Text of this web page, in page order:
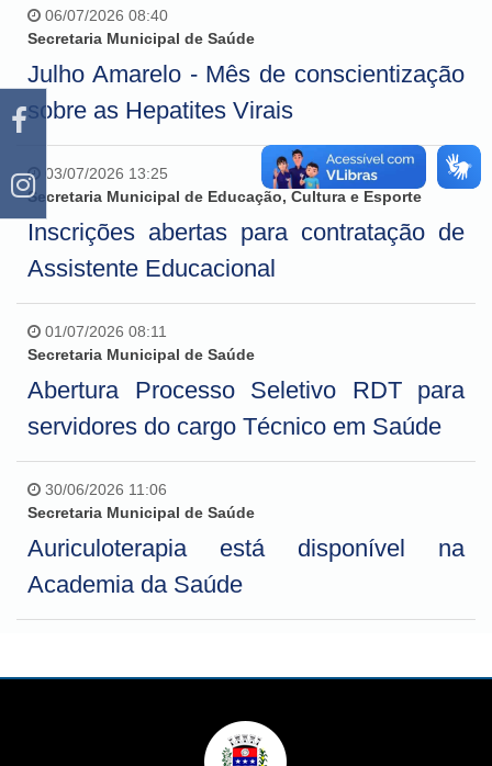
06/07/2026 08:40
Secretaria Municipal de Saúde
Julho Amarelo - Mês de conscientização
sobre as Hepatites Virais
03/07/2026 13:25
Secretaria Municipal de Educação, Cultura e Esporte
Inscrições abertas para contratação de
Assistente Educacional
01/07/2026 08:11
Secretaria Municipal de Saúde
Abertura Processo Seletivo RDT para
servidores do cargo Técnico em Saúde
30/06/2026 11:06
Secretaria Municipal de Saúde
Auriculoterapia está disponível na
Academia da Saúde